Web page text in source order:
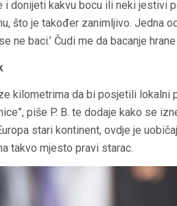
i donijeti kakvu bocu ili neki jestivi
što je također zanimljivo. Jedna
ne baci.’ Čudi me da bacanje
kilometrima da bi posjetili lokalni
piše P. B. te dodaje kako se
stari kontinent, ovdje je
takvo mjesto pravi starac.